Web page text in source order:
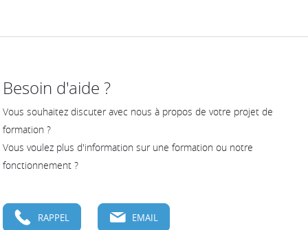
Besoin d'aide ?
Vous souhaitez discuter avec nous à propos de votre projet de
formation ?
Vous voulez plus d'information sur une formation ou notre
fonctionnement ?
RAPPEL EMAIL